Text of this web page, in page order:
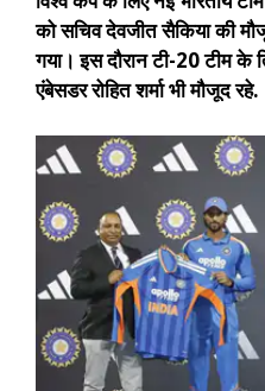
को सचिव देवजीत सैकिया की
गया। इस दौरान टी-20 टीम के
एंबेसडर रोहित शर्मा भी मौजूद रहे.